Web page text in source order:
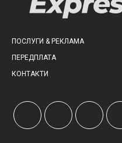
ПОСЛУГИ & РЕКЛАМА
ПЕРЕДПЛАТА
КОНТАКТИ